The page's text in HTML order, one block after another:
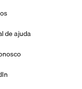
de ajuda